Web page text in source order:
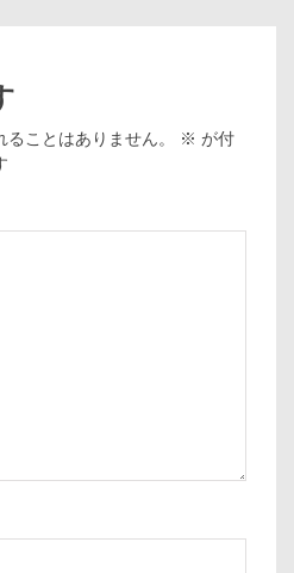
ことはありません。 ※ が付